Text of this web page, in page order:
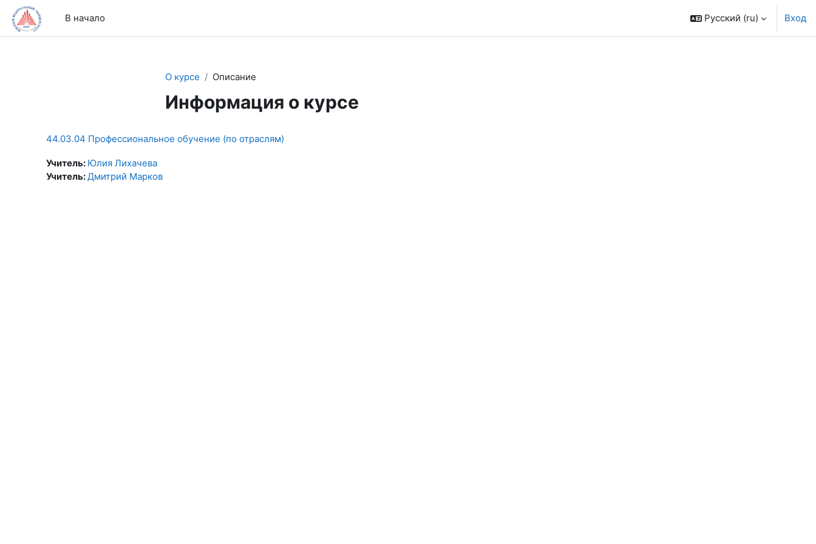
Перейти к основному содержанию
В начало
Русский ‎(ru)‎ Вход
О курсе Описание
Информация о курсе
44.03.04 Профессиональное обучение (по отраслям)
Учитель: Юлия Лихачева
Учитель:Дмитрий Марков